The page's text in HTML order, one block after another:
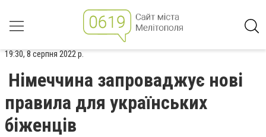
19:30, 8 серпня 2022 р.
Німеччина запроваджує нові
правила для українських
біженців